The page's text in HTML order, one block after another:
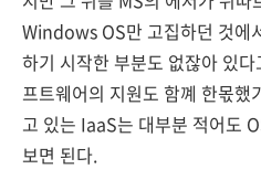
Windows OS만 고집하던 것에
하기 시작한 부분도 없잖아 있
프트웨어의 지원도 함꼐 한몫했
고 있는 IaaS는 대부분 적어도
보면 된다.